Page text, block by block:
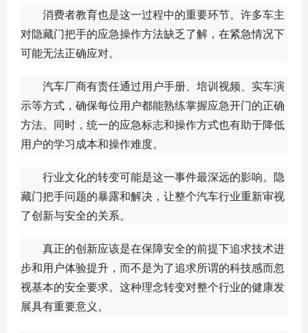
消费者教育也是这一过程中的重要环节。许多车主
对隐藏门把手的应急操作方法缺乏了解，在紧急情况下
可能无法正确应对。
汽车厂商有责任通过用户手册、培训视频、实车演
示等方式，确保每位用户都能熟练掌握应急开门的正确
方法。同时，统一的应急标志和操作方式也有助于降低
用户的学习成本和操作难度。
行业文化的转变可能是这一事件最深远的影响。隐
藏门把手问题的暴露和解决，让整个汽车行业重新审视
了创新与安全的关系。
真正的创新应该是在保障安全的前提下追求技术进
步和用户体验提升，而不是为了追求所谓的科技感而忽
视基本的安全要求。这种理念转变对整个行业的健康发
展具有重要意义。